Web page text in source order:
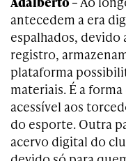
antecedem a era
espalhados,
registro,
plataforma
materiais. É a
acessível aos
do esporte. Outra
acervo digital do